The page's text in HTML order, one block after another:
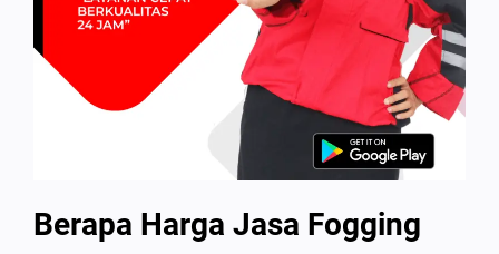
Berapa Harga Jasa Fogging